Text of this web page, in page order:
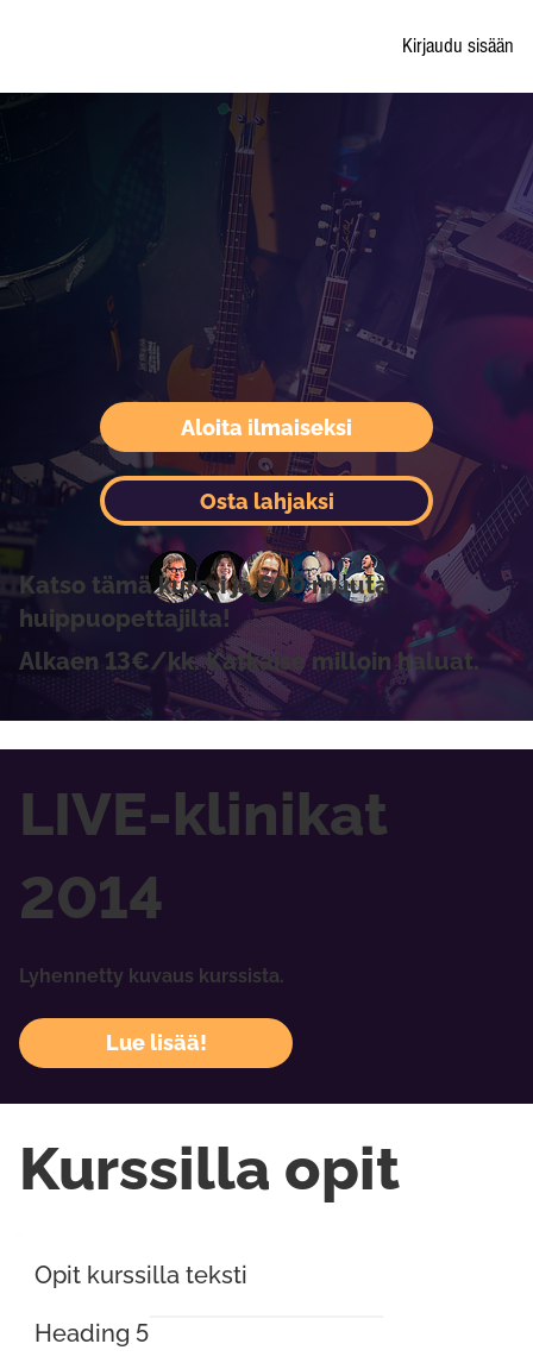
Kirjaudu sisään
Aloita ilmaiseksi
Katso tämä kurssi ja 600 muuta
huippuopettajilta!
Alkaen 13€/kk. Katkaise milloin haluat.
Osta lahjaksi
LIVE-klinikat
2014
Lyhennetty kuvaus kurssista.
Lue lisää!
Kurssilla opit
Opit kurssilla teksti
Heading 5